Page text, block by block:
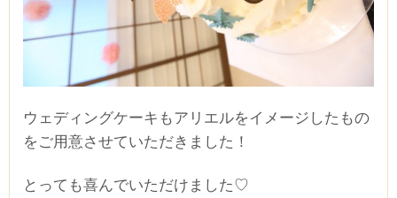
ウェディングケーキもアリエルをイメージしたもの
をご用意させていただきました！
とっても喜んでいただけました♡
TEL.0120-117-548